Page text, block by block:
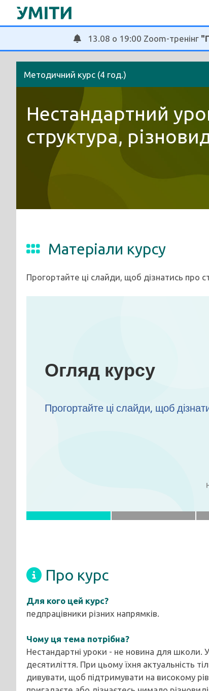
Перейти
13.08 о 19:00 Zoom-тренінг
Методичний курс (4 год.)
Нестандартний
структура,
Матеріали курсу
Прогортайте ці слайди, щоб дізнатись про
Про курс
Для кого цей курс?
педпрацівники різних напрямків.
Чому ця тема потрібна?
Нестандартні уроки - не новина для школи.
десятиліття. При цьому їхня актуальність
дивувати, щоб підтримувати на високому